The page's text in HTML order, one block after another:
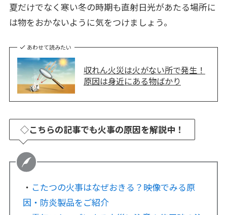
夏だけでなく寒い冬の時期も直射日光があたる場所に
は物をおかないように気をつけましょう。
あわせて読みたい
収れん火災は火がない所で発生！
原因は身近にある物ばかり
◇こちらの記事でも火事の原因を解説中！
・ こたつの火事はなぜおきる？映像でみる原
因・防炎製品をご紹介